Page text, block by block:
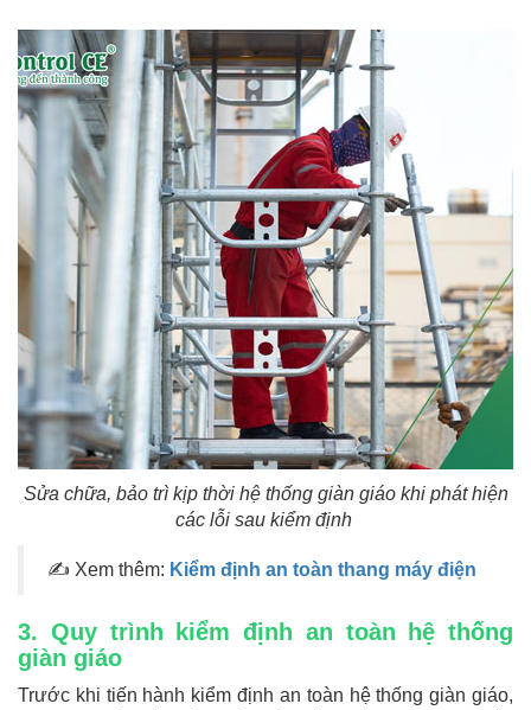
Sửa chữa, bảo trì kịp thời hệ thống giàn giáo khi phát hiện
các lỗi sau kiểm định
✍ Xem thêm: Kiểm định an toàn thang máy điện
3. Quy trình kiểm định an toàn hệ thống
giàn giáo
Trước khi tiến hành kiểm định an toàn hệ thống giàn giáo,